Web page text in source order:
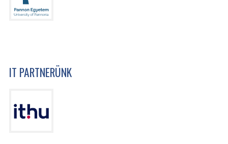
IT PARTNERÜNK